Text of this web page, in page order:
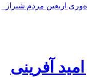
اربعین مردم شیراز_
آفرینی